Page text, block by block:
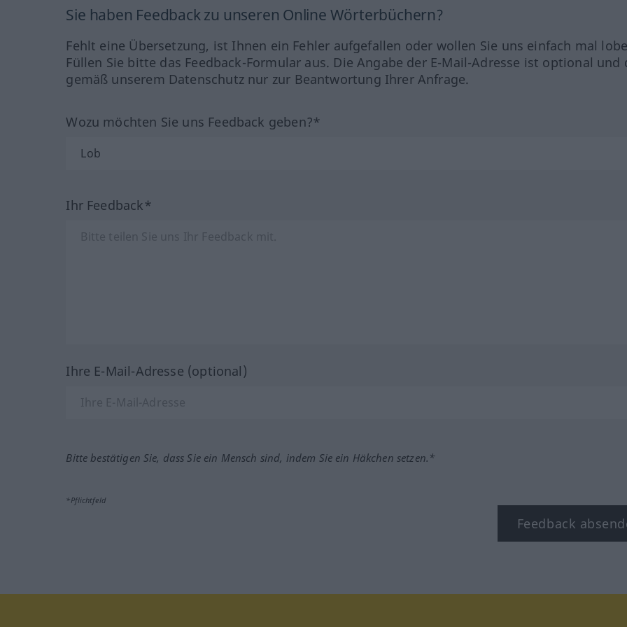
Sie haben Feedback zu unseren Online Wörterbüchern?
Fehlt eine Übersetzung, ist Ihnen ein Fehler aufgefallen oder wollen Sie uns einfach mal
Füllen Sie bitte das Feedback-Formular aus. Die Angabe der E-Mail-Adresse ist optional und
gemäß unserem Datenschutz nur zur Beantwortung Ihrer Anfrage.
Wozu möchten Sie uns Feedback geben?*
Ihr Feedback*
Ihre E-Mail-Adresse (optional)
Bitte bestätigen Sie, dass Sie ein Mensch sind, indem Sie ein Häkchen setzen.*
*Pflichtfeld
Feedback